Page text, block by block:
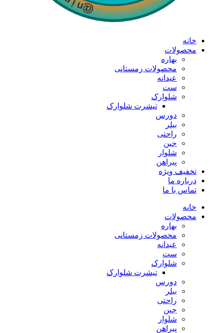
خانه
محصولات
بهاره
محصولات زمستانی
عیدانه
ست
شلوارک
تیشرت شلوارک
دورس
بیلر
راحتی
جین
شلوار
پیراهن
تخفیف ویژه
درباره ما
تماس با ما
خانه
محصولات
بهاره
محصولات زمستانی
عیدانه
ست
شلوارک
تیشرت شلوارک
دورس
بیلر
راحتی
جین
شلوار
پیراهن